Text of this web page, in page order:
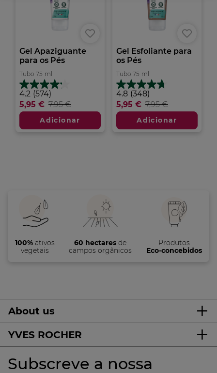
Gel Apaziguante
para os Pés
Tubo 75 ml
4.2 (574)
4.2
em
5
estrelas.
574
5,95 € 7,95 €
Adicionar
Gel Esfoliante para
os Pés
Tubo 75 ml
4.8 (348)
4.8
em
5
estrelas.
348
5,95 € 7,95 €
Adicionar
100%ativos
vegetais
60 hectares de
campos orgânicos
Produtos
Eco-concebidos
About us
YVES ROCHER
Subscreve a nossa